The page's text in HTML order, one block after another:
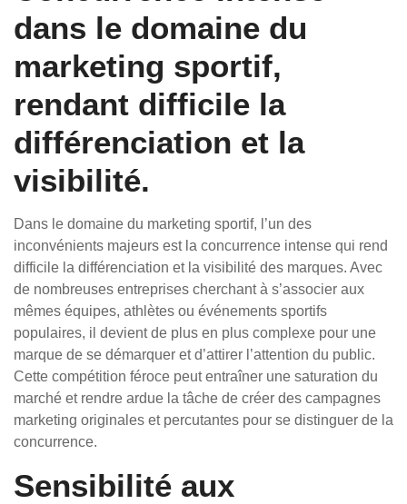
dans le domaine du
marketing sportif,
rendant difficile la
différenciation et la
visibilité.
Dans le domaine du marketing sportif, l’un des
inconvénients majeurs est la concurrence intense qui rend
difficile la différenciation et la visibilité des marques. Avec
de nombreuses entreprises cherchant à s’associer aux
mêmes équipes, athlètes ou événements sportifs
populaires, il devient de plus en plus complexe pour une
marque de se démarquer et d’attirer l’attention du public.
Cette compétition féroce peut entraîner une saturation du
marché et rendre ardue la tâche de créer des campagnes
marketing originales et percutantes pour se distinguer de la
concurrence.
Sensibilité aux